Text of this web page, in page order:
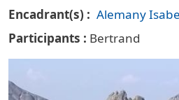
Encadrant(s)
Alemany
Participants
Bertrand